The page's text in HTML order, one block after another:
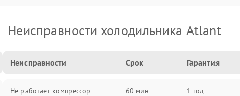
Неисправности холодильника Atlant
Неисправности Срок Гарантия
Не работает компрессор 60 мин 1 год